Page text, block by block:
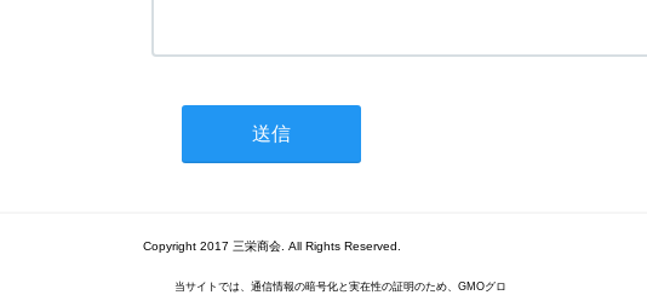
Copyright 2017 三栄商会. All Rights Reserved.
当サイトでは、通信情報の暗号化と実在性の証明のため、GMOグロ